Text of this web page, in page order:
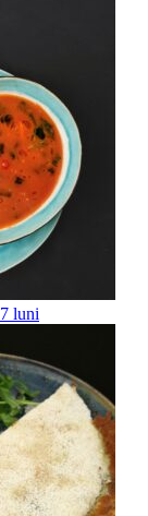
7 luni